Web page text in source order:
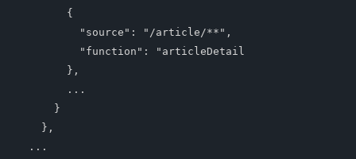
      {
        "source": "/article/**",
        "function": "articleDetail
      },
      ...
    }
  },